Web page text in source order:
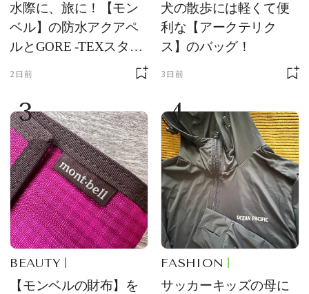
水際に、旅に！【モン
ベル】の防水アクアペ
ルとGORE -TEXスタッ
フバッグが優秀すぎる
2日前
犬の散歩には軽くて便
利な【アークテリク
ス】のバッグ！
3日前
3
BEAUTY
【モンベルの財布】を
4
FASHION
サッカーキッズの母に